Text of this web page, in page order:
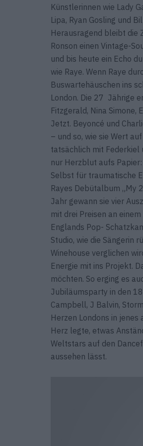
Künstlerinnen wie Lady
Lipa, Ryan Gosling und
Herausragend bleibt die
Ronson einen Vintage-
und bis heute ein Echo
wie Raye. Wenn Raye
Buswartehäuschen ins
London. Die 27 Jährige
Fitzgerald, Nina Simone,
Jetzt. Beyoncé und
– und so, wie sie Wert
tatsächlich mit Federkiel
nur Herzblut aufs
Selbst für traumatische
Rayes Debütalbum „My
Jahr gewann sie vier
mit drei Preisen an
Englands Pop-
Studio, wie die Sängerin
Winehouse verglichen
Energie mit ins Projekt.
möchten. So erging es
Jubiläumsparty in den
Campbell, J Balvin,
Herzen Londons in
Herz legte, etwas
Weltstars auf den
aussehen lässt.